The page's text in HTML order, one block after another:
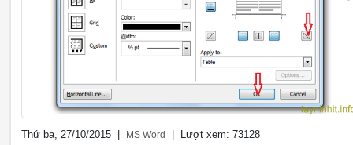
Thứ ba, 27/10/2015 | MS Word | Lượt xem: 73128